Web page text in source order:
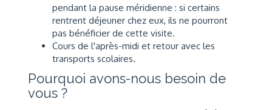
pendant la pause méridienne : si certains
rentrent déjeuner chez eux, ils ne pourront
pas bénéficier de cette visite.
Cours de l'après-midi et retour avec les
transports scolaires.
Pourquoi avons-nous besoin de
vous ?